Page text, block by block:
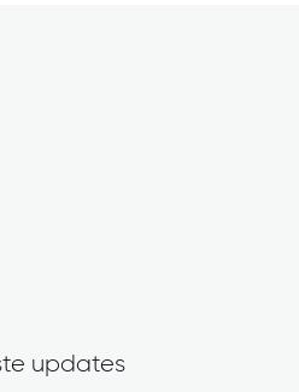
updates